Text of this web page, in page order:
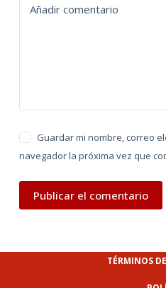
Añadir comentario
Guardar mi nombre, correo
navegador la próxima vez que
Publicar el comentario
TÉRMINOS